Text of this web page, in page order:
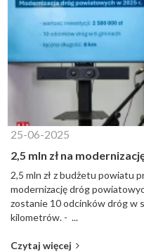
25-06-2025
2,5 mln zł na
2,5 mln zł z budżetu powiatu
modernizację dróg
zostanie 10 odcinków dróg w
kilometrów. - ...
Czytaj więcej